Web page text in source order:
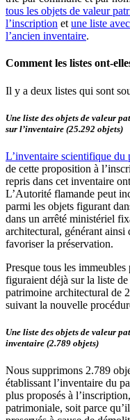
tous les objets de valeur
l’inscription et une liste
l’ancien inventaire.
Comment les listes ont-
Il y a deux listes qui sont
Une liste des objets de valeur
sur l’inventaire (25.292 objets)
L’inventaire scientifique du
de cette proposition à
repris dans cet inventaire
L’Autorité flamande peut
parmi les objets figurant
dans un arrêté ministériel
architectural, générant ainsi
favoriser la préservation.
Presque tous les
figuraient déjà sur la liste
patrimoine architectural de
suivant la nouvelle
Une liste des objets de valeur
inventaire (2.789 objets)
Nous supprimons 2.789
établissant l’inventaire du
plus proposés à
patrimoniale, soit parce